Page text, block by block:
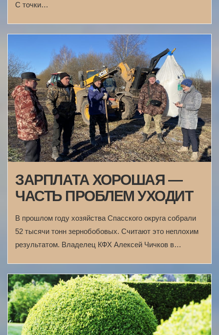
С точки…
ЗАРПЛАТА ХОРОШАЯ —
ЧАСТЬ ПРОБЛЕМ УХОДИТ
В прошлом году хозяйства Спасского округа собрали
52 тысячи тонн зернобобовых. Считают это неплохим
результатом. Владелец КФХ Алексей Чичков в…